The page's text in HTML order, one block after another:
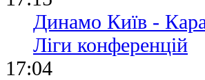
Динамо Київ -
Ліги конференцій
17:04